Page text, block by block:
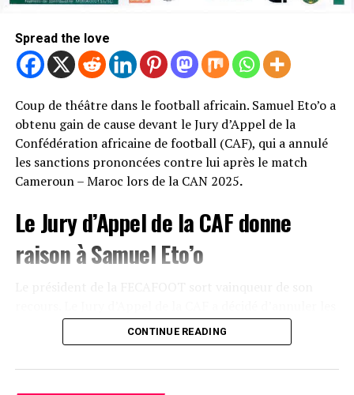
Spread the love
Coup de théâtre dans le football africain. Samuel Eto’o a
obtenu gain de cause devant le Jury d’Appel de la
Confédération africaine de football (CAF), qui a annulé
les sanctions prononcées contre lui après le match
Cameroun – Maroc lors de la CAN 2025.
Le Jury d’Appel de la CAF donne
raison à Samuel Eto’o
sanctions qui avaient été infligées à Samuel Eto’o à la
suite des incidents survenus après la rencontre entre le
CONTINUE READING